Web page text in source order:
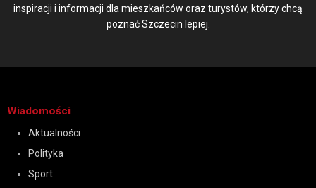
inspiracji i informacji dla mieszkańców oraz turystów, którzy chcą
poznać Szczecin lepiej.
Wiadomości
Aktualności
Polityka
Sport